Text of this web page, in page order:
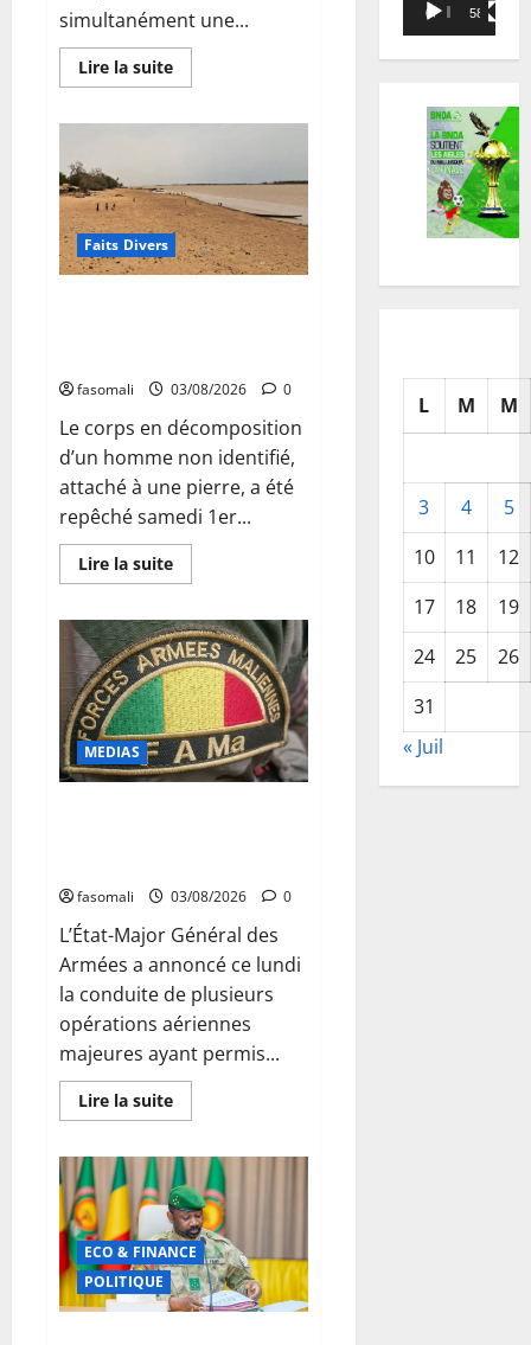
simultanément une...
Lire la suiteEn
savoir
FAMa
coupent
une
route
logistique
terroriste
près
forêt
de
Fina
Faits Divers
fasomali 03/08/2026 0
‎Le corps en décomposition
d’un homme non identifié,
attaché à une pierre, a été
repêché samedi 1er...
Lire la suiteEn
savoir
Niafunké
:
le
corps
ligoté
d’un
trentenaire
découvert
dans
le
MEDIAS
fasomali 03/08/2026 0
L’État-Major Général des
Armées a annoncé ce lundi
la conduite de plusieurs
opérations aériennes
majeures ayant permis...
Lire la suiteEn
savoir
Mali
:
L’Armée
malienne
intensifie
ses
frappes
contre
les
terroristes
ECO & FINANCE
POLITIQUE
vidéo
00:00 58:18
L M M
3 4
5
10
11
12
17
18
19
24
25
26
31
« Juil